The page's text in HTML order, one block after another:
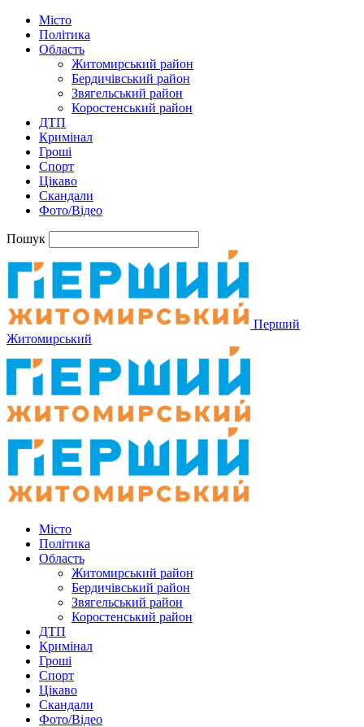
Місто
Політика
Область
Житомирський район
Бердичівський район
Звягельський район
Коростенський район
ДТП
Кримінал
Гроші
Спорт
Цікаво
Скандали
Фото/Відео
Пошук
Перший
Житомирський
Місто
Політика
Область
Житомирський район
Бердичівський район
Звягельський район
Коростенський район
ДТП
Кримінал
Гроші
Спорт
Цікаво
Скандали
Фото/Відео